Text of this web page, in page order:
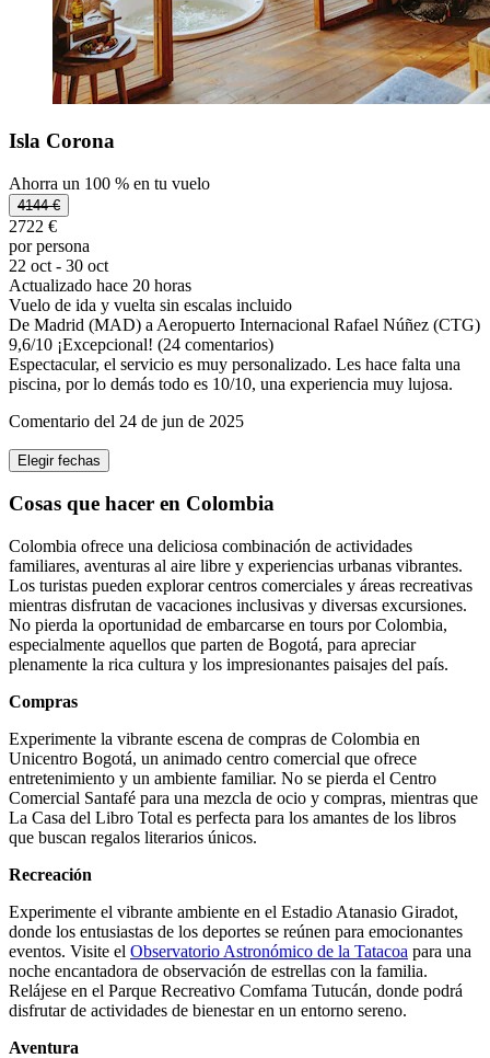
Isla Corona
Ahorra un 100 % en tu vuelo
4144 €
2722 €
por persona
22 oct - 30 oct
Actualizado hace 20 horas
Vuelo de ida y vuelta sin escalas incluido
De Madrid (MAD) a Aeropuerto Internacional Rafael Núñez (CTG)
9,6/10 ¡Excepcional! (24 comentarios)
Espectacular, el servicio es muy personalizado. Les hace falta una
piscina, por lo demás todo es 10/10, una experiencia muy lujosa.
Comentario del 24 de jun de 2025
Elegir fechas
Cosas que hacer en Colombia
Colombia ofrece una deliciosa combinación de actividades
familiares, aventuras al aire libre y experiencias urbanas vibrantes.
Los turistas pueden explorar centros comerciales y áreas recreativas
mientras disfrutan de vacaciones inclusivas y diversas excursiones.
No pierda la oportunidad de embarcarse en tours por Colombia,
especialmente aquellos que parten de Bogotá, para apreciar
plenamente la rica cultura y los impresionantes paisajes del país.
Compras
Experimente la vibrante escena de compras de Colombia en
Unicentro Bogotá, un animado centro comercial que ofrece
entretenimiento y un ambiente familiar. No se pierda el Centro
Comercial Santafé para una mezcla de ocio y compras, mientras que
La Casa del Libro Total es perfecta para los amantes de los libros
que buscan regalos literarios únicos.
Recreación
Experimente el vibrante ambiente en el Estadio Atanasio Giradot,
donde los entusiastas de los deportes se reúnen para emocionantes
eventos. Visite el Observatorio Astronómico de la Tatacoa para una
noche encantadora de observación de estrellas con la familia.
Relájese en el Parque Recreativo Comfama Tutucán, donde podrá
disfrutar de actividades de bienestar en un entorno sereno.
Aventura